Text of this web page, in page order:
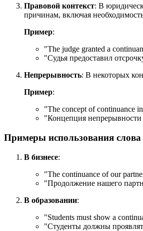
Правовой контекст: В
причинам, включая
Пример:
"The judge granted a
"Судья предоставил
Непрерывность: В некоторых
Пример:
"The concept of continuance
"Концепция непрерывности
Примеры использования
В бизнесе:
"The continuance of our
"Продолжение нашего
В образовании:
"Students must show a
"Студенты должны